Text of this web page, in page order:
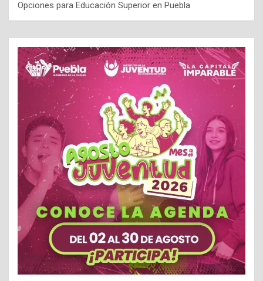
Opciones para Educación Superior en Puebla